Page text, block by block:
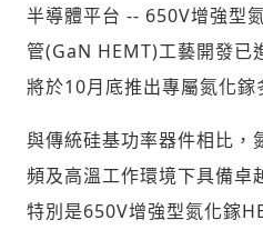
半導體平台 -- 650V增強型
管(GaN HEMT)工藝開發已
將於10月底推出專屬氮化鎵
與傳統硅基功率器件相比，
頻及高溫工作環境下具備卓
特別是650V增強型氮化鎵